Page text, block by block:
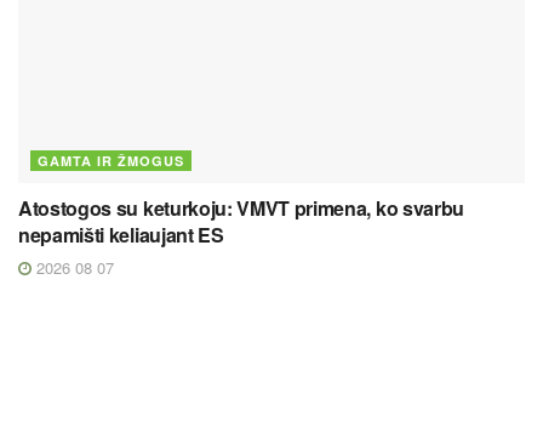
GAMTA IR ŽMOGUS
Atostogos su keturkoju: VMVT primena, ko svarbu
nepamišti keliaujant ES
2026 08 07